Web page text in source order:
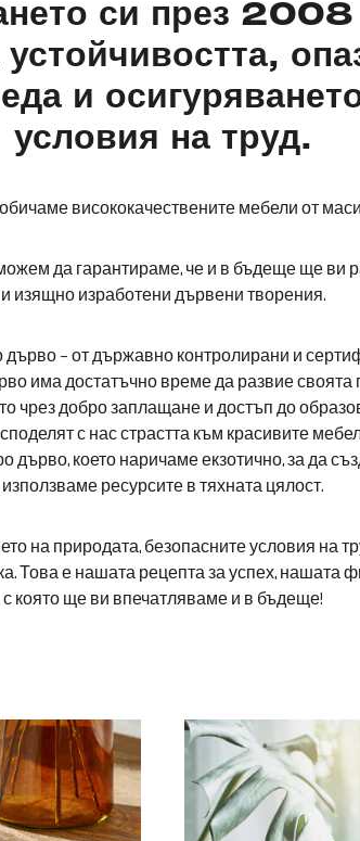
си през 2008
и
условия на труд.
висококачествените мебели от
да гарантираме, че и в бъдеще ще ви
и изящно изработени дървени творения.
– от държавно контролирани и
има достатъчно време да развие своята
чрез добро заплащане и достъп до
с нас страстта към красивите
дърво, което наричаме екзотично, за да
използваме ресурсите в тяхната цялост.
на природата, безопасните условия на
Това е нашата рецепта за успех, нашата
с която ще ви впечатляваме и в бъдеще!